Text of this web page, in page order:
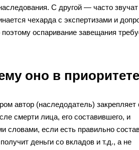
С другой — часто
чехарда с экспертизами и
оспаривание завещания
оно в приоритете
автор (наследодатель) закрепляет
смерти лица, его составившего, и
словами, если есть правильно
деньги со вкладов и т.д., а не